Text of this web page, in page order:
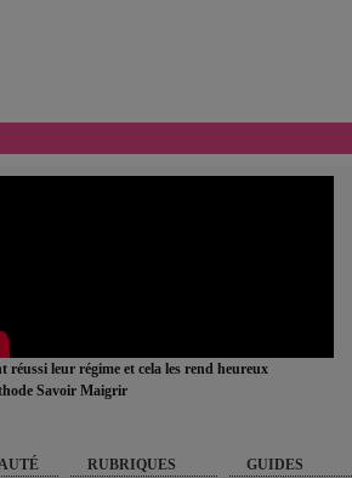
réussi leur régime et cela les rend heureux
Savoir Maigrir
RUBRIQUES GUIDES